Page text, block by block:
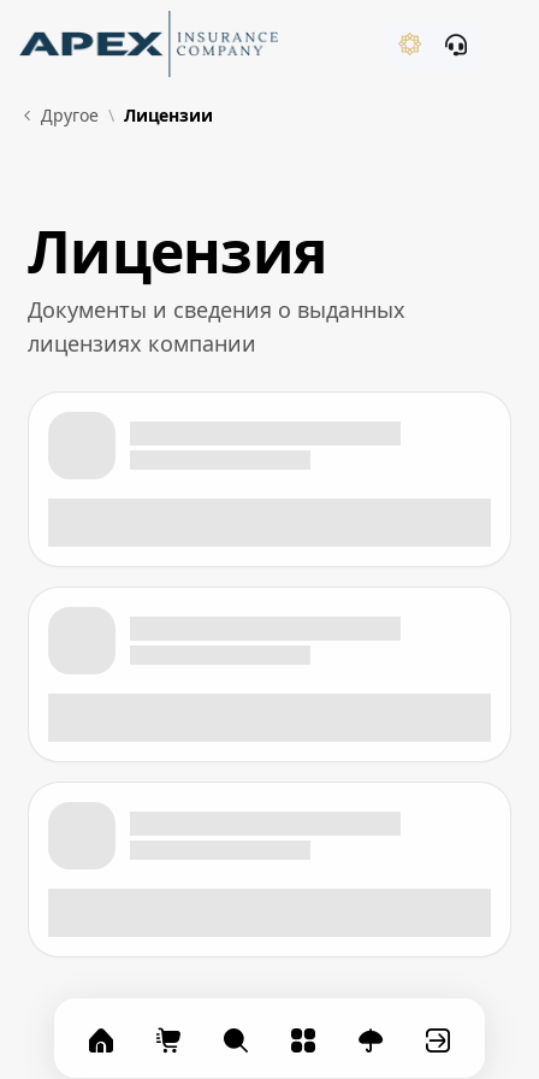
Skip to Main Content
Другое Лицензии
Лицензия
Документы и сведения о выданных
лицензиях компании
Лицензия
New
What's New